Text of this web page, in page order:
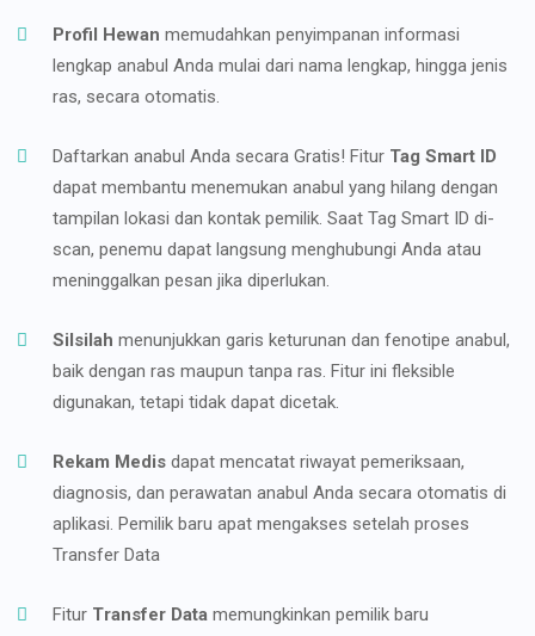
Profil Hewan memudahkan penyimpanan informasi
lengkap anabul Anda mulai dari nama lengkap, hingga jenis
ras, secara otomatis.
Daftarkan anabul Anda secara Gratis! Fitur Tag Smart ID
dapat membantu menemukan anabul yang hilang dengan
tampilan lokasi dan kontak pemilik. Saat Tag Smart ID di-
scan, penemu dapat langsung menghubungi Anda atau
meninggalkan pesan jika diperlukan.
Silsilah menunjukkan garis keturunan dan fenotipe anabul,
baik dengan ras maupun tanpa ras. Fitur ini fleksible
digunakan, tetapi tidak dapat dicetak.
Rekam Medis dapat mencatat riwayat pemeriksaan,
diagnosis, dan perawatan anabul Anda secara otomatis di
aplikasi. Pemilik baru apat mengakses setelah proses
Transfer Data
Fitur Transfer Data memungkinkan pemilik baru